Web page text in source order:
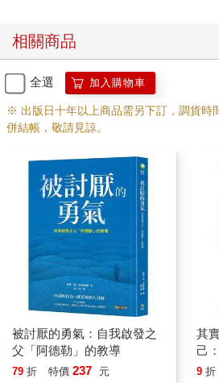
說，向心儀對象表白卻不被對方接受，
價，認為就連自己都不喜歡自己，別人
但如果引用前面阿德勒所說的話，並不
值」，才不願涉入人際關係，而是「為
所以不可以認為自己有價值。
與幸福。希望大家還是能擁有進入人際
即使表明自己的心意，也不一定會遭人
許可以不必承受被拒絕的傷痛和難堪，
保持沉默，就什麼事都不會發生。
談到這裡，我們可以知道，在戀愛中徬
氣，必須認為自己有價值，也要喜歡那
有這種想法，該做些什麼才好，又該如
不談沒有勝算的戀愛
一開始就預設會因為遭到拒絕或關係觸
是曾受過傷的人，他們的想法容易傾向
就好。這樣的人，會以另一種與前面所
相關商品
全選 加入購物車
※ 出版日十年以上商品需另下訂，調貨時
併結帳，敬請見諒。
被討厭的勇氣：自我啟發之
父「阿德勒」的教導
79 折 特價 237 元
其
己
勇
9 折